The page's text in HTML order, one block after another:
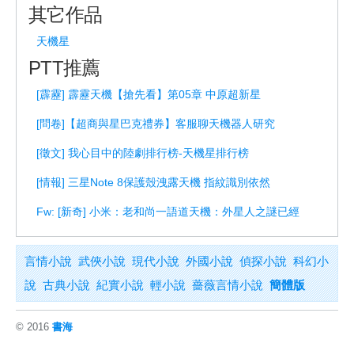
其它作品
天機星
PTT推薦
[霹靂] 霹靂天機【搶先看】第05章 中原超新星
[問卷]【超商與星巴克禮券】客服聊天機器人研究
[徵文] 我心目中的陸劇排行榜-天機星排行榜
[情報] 三星Note 8保護殼洩露天機 指紋識別依然
Fw: [新奇] 小米：老和尚一語道天機：外星人之謎已經
言情小說 武俠小說 現代小說 外國小說 偵探小說 科幻小
說 古典小說 紀實小說 輕小說 薔薇言情小說 簡體版
© 2016 書海